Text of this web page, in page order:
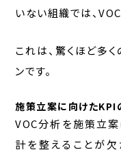
いない組織では、
これは、驚くほど多
ンです。
施策立案に向けたKPI
VOC分析を施策立
計を整えることが欠